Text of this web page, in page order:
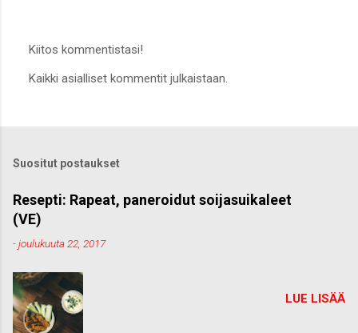
ä
o
m
n
t
Kiitos kommentistasi!
Kaikki asialliset kommentit julkaistaan.
Suositut postaukset
Resepti: Rapeat, paneroidut soijasuikaleet
(VE)
-joulukuuta 22, 2017
LUE LISÄÄ